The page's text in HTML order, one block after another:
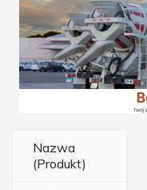
Nazwa
(Produkt)